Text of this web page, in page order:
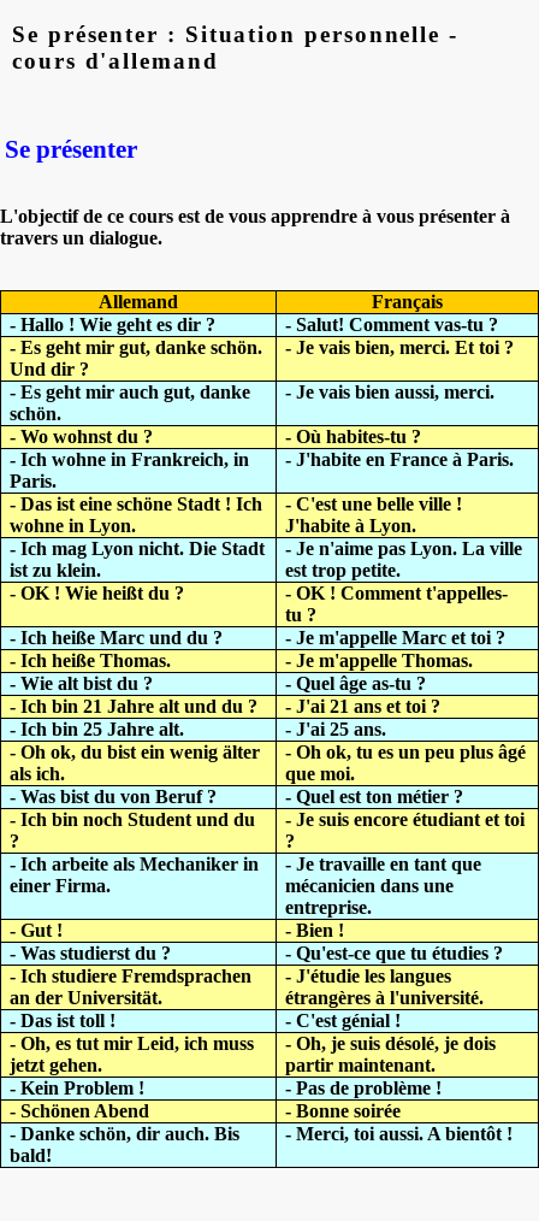
Se présenter : Situation personnelle -
cours d'allemand
Se présenter
L'objectif de ce cours est de vous apprendre à vous présenter à
travers un dialogue.
Allemand
Français
- Hallo ! Wie geht es dir ?
- Salut! Comment vas-tu ?
- Es geht mir gut, danke schön.
Und dir ?
- Je vais bien, merci. Et toi ?
- Es geht mir auch gut, danke
schön.
- Je vais bien aussi, merci.
- Wo wohnst du ?
- Où habites-tu ?
- Ich wohne in Frankreich, in
Paris.
- J'habite en France à Paris.
- Das ist eine schöne Stadt ! Ich
wohne in Lyon.
- C'est une belle ville !
J'habite à Lyon.
- Ich mag Lyon nicht. Die Stadt
ist zu klein.
- Je n'aime pas Lyon. La ville
est trop petite.
- OK ! Wie heißt du ?
- OK ! Comment t'appelles-
tu ?
- Ich heiße Marc und du ?
- Je m'appelle Marc et toi ?
- Ich heiße Thomas.
- Je m'appelle Thomas.
- Wie alt bist du ?
- Quel âge as-tu ?
- Ich bin 21 Jahre alt und du ?
- J'ai 21 ans et toi ?
- Ich bin 25 Jahre alt.
- J'ai 25 ans.
- Oh ok, du bist ein wenig älter
als ich.
- Oh ok, tu es un peu plus âgé
que moi.
- Was bist du von Beruf ?
- Quel est ton métier ?
- Ich bin noch Student und du
?
- Je suis encore étudiant et toi
?
- Ich arbeite als Mechaniker in
einer Firma.
- Je travaille en tant que
mécanicien dans une
entreprise.
- Gut !
- Bien !
- Was studierst du ?
- Qu'est-ce que tu étudies ?
- Ich studiere Fremdsprachen
an der Universität.
- J'étudie les langues
étrangères à l'université.
- Das ist toll !
- C'est génial !
- Oh, es tut mir Leid, ich muss
jetzt gehen.
- Oh, je suis désolé, je dois
partir maintenant.
- Kein Problem !
- Pas de problème !
- Schönen Abend
- Bonne soirée
- Danke schön, dir auch. Bis
bald!
- Merci, toi aussi. A bientôt !